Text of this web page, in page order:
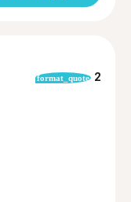
format_quote 2